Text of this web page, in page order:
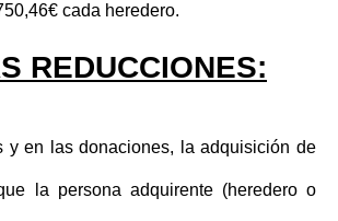
cada heredero.
REDUCCIONES:
y en las donaciones, la adquisición de
la persona adquirente (heredero o